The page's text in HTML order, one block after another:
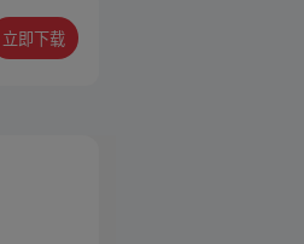
立即下载